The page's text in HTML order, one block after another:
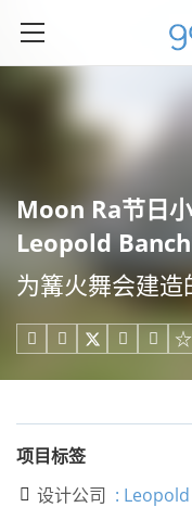
Moon Ra节日
Leopold
为篝火舞会建造
   
项目标签
 设计公司 :